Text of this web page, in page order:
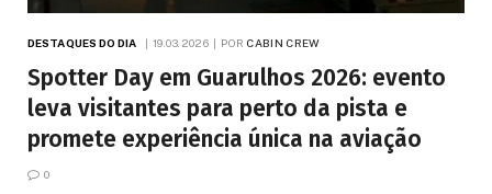
DESTAQUES DO DIA 19.03.2026 POR CABIN CREW
Spotter Day em Guarulhos 2026: evento
leva visitantes para perto da pista e
promete experiência única na aviação
0